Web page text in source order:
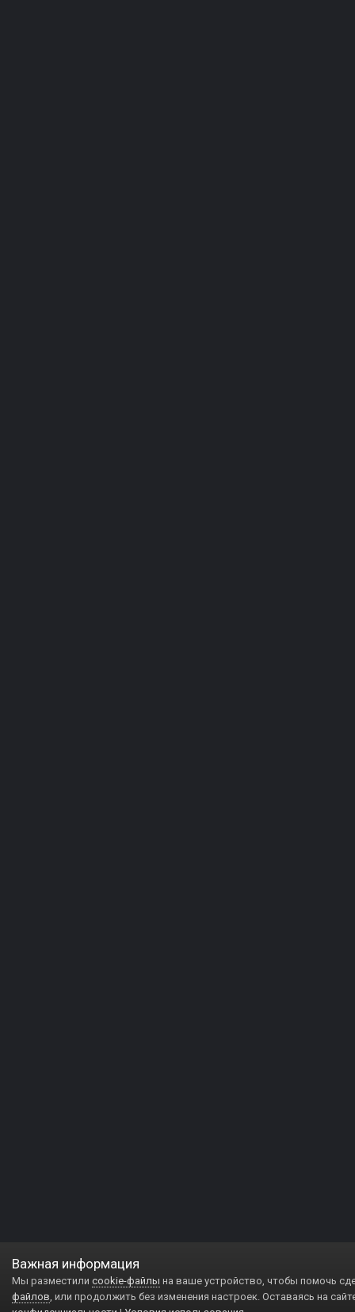
Важная информация
Мы разместили cookie-файлы на ваше устройство, чтобы помочь
файлов, или продолжить без изменения настроек. Оставаясь на